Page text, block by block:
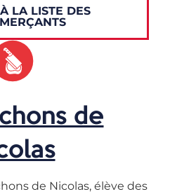
LA LISTE DES
de
de Nicolas, élève des